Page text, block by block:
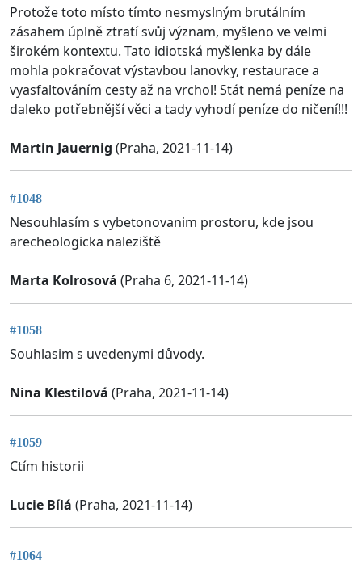
Protože toto místo tímto nesmyslným brutálním
zásahem úplně ztratí svůj význam, myšleno ve velmi
širokém kontextu. Tato idiotská myšlenka by dále
mohla pokračovat výstavbou lanovky, restaurace a
vyasfaltováním cesty až na vrchol! Stát nemá peníze na
daleko potřebnější věci a tady vyhodí peníze do ničení!!!
Martin Jauernig (Praha, 2021-11-14)
#1048
Nesouhlasím s vybetonovanim prostoru, kde jsou
arecheologicka naleziště
Marta Kolrosová (Praha 6, 2021-11-14)
#1058
Souhlasim s uvedenymi důvody.
Nina Klestilová (Praha, 2021-11-14)
#1059
Ctím historii
Lucie Bílá (Praha, 2021-11-14)
#1064